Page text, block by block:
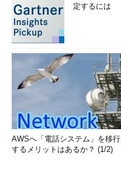
定するには
AWSへ「電話システム」を移行
するメリットはあるか？ (1/2)